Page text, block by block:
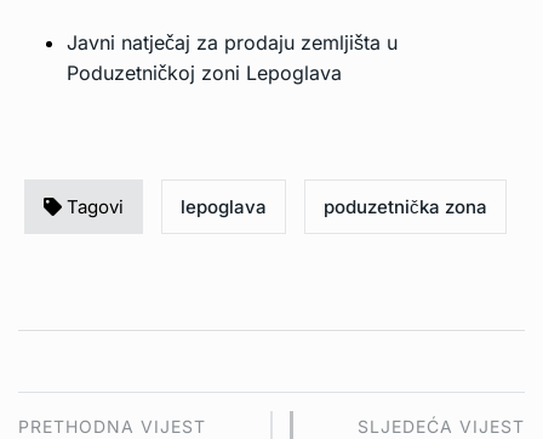
Javni natječaj za prodaju zemljišta u
Poduzetničkoj zoni Lepoglava
Tagovi lepoglava poduzetnička zona
PRETHODNA VIJEST SLJEDEĆA VIJEST